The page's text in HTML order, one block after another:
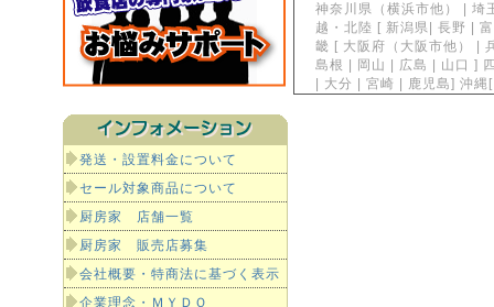
発送・設置料金について
セール対象商品について
厨房家 店舗一覧
厨房家 販売店募集
会社概要・特商法に基づく表示
企業理念・ＭＹＤＯ
神奈川県（横浜市他） | 埼
越・北陸 [ 新潟県| 長野 |
畿 [ 大阪府（大阪市他） |
島根 | 岡山 | 広島 | 山口 ]
| 大分 | 宮崎 | 鹿児島] 沖